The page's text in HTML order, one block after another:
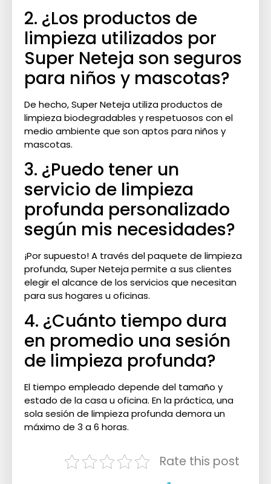
2. ¿Los productos de
limpieza utilizados por
Super Neteja son seguros
para niños y mascotas?
De hecho, Super Neteja utiliza productos de
limpieza biodegradables y respetuosos con el
medio ambiente que son aptos para niños y
mascotas.
3. ¿Puedo tener un
servicio de limpieza
profunda personalizado
según mis necesidades?
¡Por supuesto! A través del paquete de limpieza
profunda, Super Neteja permite a sus clientes
elegir el alcance de los servicios que necesitan
para sus hogares u oficinas.
4. ¿Cuánto tiempo dura
en promedio una sesión
de limpieza profunda?
El tiempo empleado depende del tamaño y
estado de la casa u oficina. En la práctica, una
sola sesión de limpieza profunda demora un
máximo de 3 a 6 horas.
Rate this post